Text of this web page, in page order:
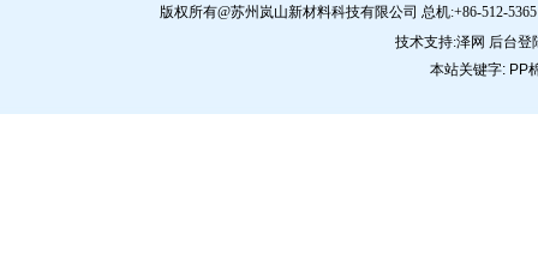
版权所有@苏州岚山新材料科技有限公司 总机:+86-512-5365
技术支持:泽网 后台登
本站关键字: PP